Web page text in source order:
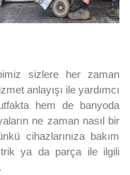
sizlere her zaman
anlayışı ile yardımcı
hem de banyoda
ne zaman nasıl bir
cihazlarınıza bakım
ya da parça ile ilgili